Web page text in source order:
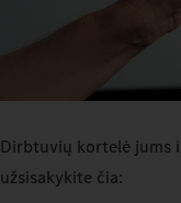
Dirbtuvių kortelė jums
užsisakykite čia: